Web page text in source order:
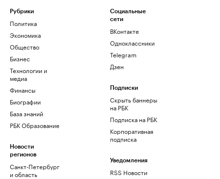
Рубрики
Политика
Экономика
Общество
Бизнес
Технологии и
медиа
Финансы
Биографии
База знаний
РБК Образование
Новости
регионов
Санкт-Петербург
и область
Социальные
сети
ВКонтакте
Одноклассники
Telegram
Дзен
Подписки
Скрыть баннеры
на РБК
Подписка на РБК
Корпоративная
подписка
Уведомления
RSS Новости